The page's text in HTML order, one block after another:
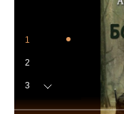
1
2
3
4